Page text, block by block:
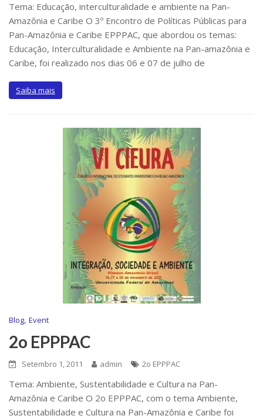
Tema: Educação, interculturalidade e ambiente na Pan-
Amazônia e Caribe O 3º Encontro de Políticas Públicas para
Pan-Amazônia e Caribe EPPPAC, que abordou os temas:
Educação, Interculturalidade e Ambiente na Pan-amazônia e
Caribe, foi realizado nos dias 06 e 07 de julho de
Saiba mais
Blog, Event
2o EPPPAC
Setembro 1, 2011 admin 2o EPPPAC
Tema: Ambiente, Sustentabilidade e Cultura na Pan-
Amazônia e Caribe O 2o EPPPAC, com o tema Ambiente,
Sustentabilidade e Cultura na Pan-Amazônia e Caribe foi